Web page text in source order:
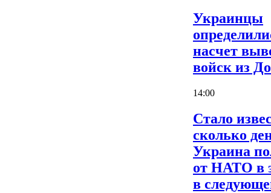
Украинцы
насчет
войск из
14:00
Стало
сколько
Украина
от НАТО в
в